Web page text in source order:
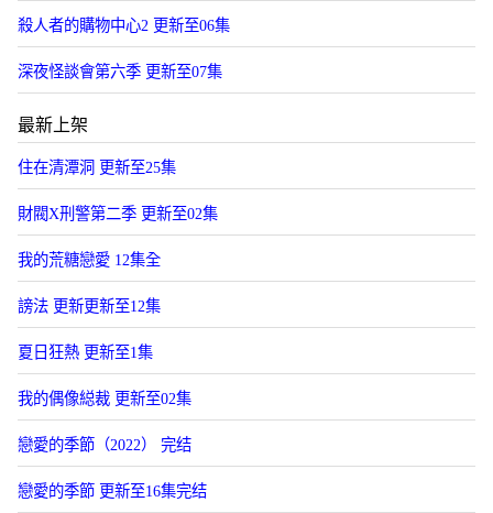
殺人者的購物中心2 更新至06集
深夜怪談會第六季 更新至07集
最新上架
住在清潭洞 更新至25集
財閥X刑警第二季 更新至02集
我的荒糖戀愛 12集全
謗法 更新更新至12集
夏日狂熱 更新至1集
我的偶像縂裁 更新至02集
戀愛的季節（2022） 完结
戀愛的季節 更新至16集完结